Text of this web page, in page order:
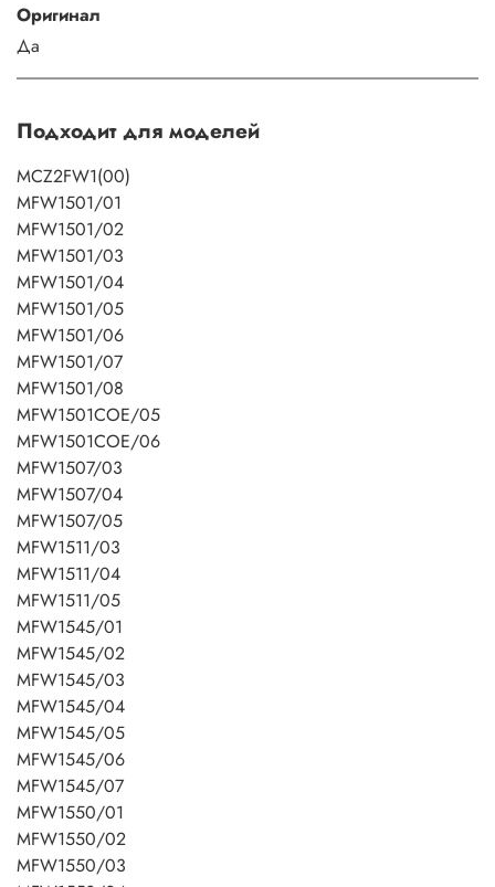
Оригинал
Да
Подходит для моделей
MCZ2FW1(00)
MFW1501/01
MFW1501/02
MFW1501/03
MFW1501/04
MFW1501/05
MFW1501/06
MFW1501/07
MFW1501/08
MFW1501COE/05
MFW1501COE/06
MFW1507/03
MFW1507/04
MFW1507/05
MFW1511/03
MFW1511/04
MFW1511/05
MFW1545/01
MFW1545/02
MFW1545/03
MFW1545/04
MFW1545/05
MFW1545/06
MFW1545/07
MFW1550/01
MFW1550/02
MFW1550/03